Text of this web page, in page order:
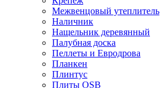
Межвенцовый утеплитель
Наличник
Нащельник деревянный
Палубная доска
Пеллеты и Евродрова
Планкен
Плинтус
Плиты OSB